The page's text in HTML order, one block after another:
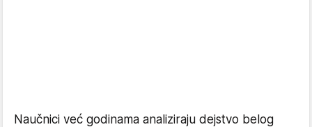
Naučnici već godinama analiziraju dejstvo belog